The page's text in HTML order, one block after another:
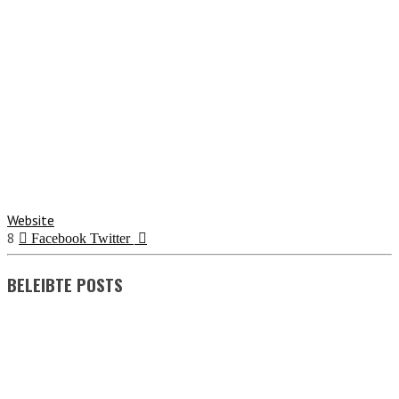
Website
8
Facebook Twitter
BELEIBTE POSTS